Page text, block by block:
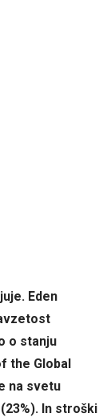
Eden
o stanju
the Global
na svetu
In stroški